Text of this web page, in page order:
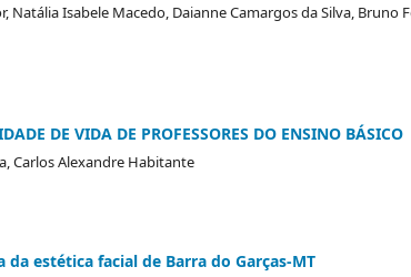
Natália Isabele Macedo, Daianne Camargos da Silva, Bruno
DE VIDA DE PROFESSORES DO ENSINO BÁSICO
Carlos Alexandre Habitante
estética facial de Barra do Garças-MT